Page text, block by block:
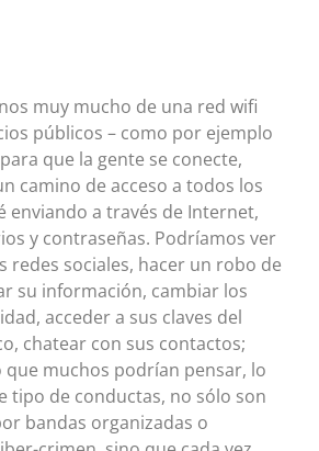
muy mucho de una red wifi
públicos – como por ejemplo
que la gente se conecte,
camino de acceso a todos los
enviando a través de Internet,
y contraseñas. Podríamos ver
redes sociales, hacer un robo de
su información, cambiar los
acceder a sus claves del
chatear con sus contactos;
muchos podrían pensar, lo
tipo de conductas, no sólo son
bandas organizadas o